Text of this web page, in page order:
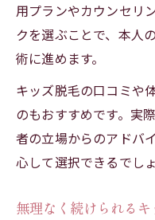
用プランやカウンセリ
クを選ぶことで、本人
術に進めます。
キッズ脱毛の口コミや
のもおすすめです。実
者の立場からのアドバ
心して選択できるでしょ
無理なく続けられる